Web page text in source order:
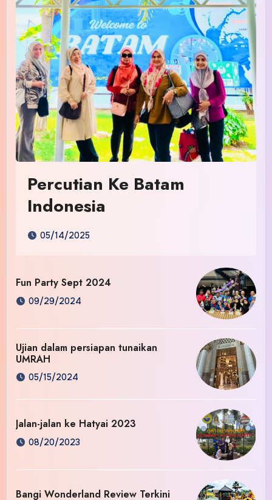
Percutian Ke Batam
Indonesia
05/14/2025
Fun Party Sept 2024
09/29/2024
Ujian dalam persiapan tunaikan
UMRAH
05/15/2024
Jalan-jalan ke Hatyai 2023
08/20/2023
Bangi Wonderland Review Terkini